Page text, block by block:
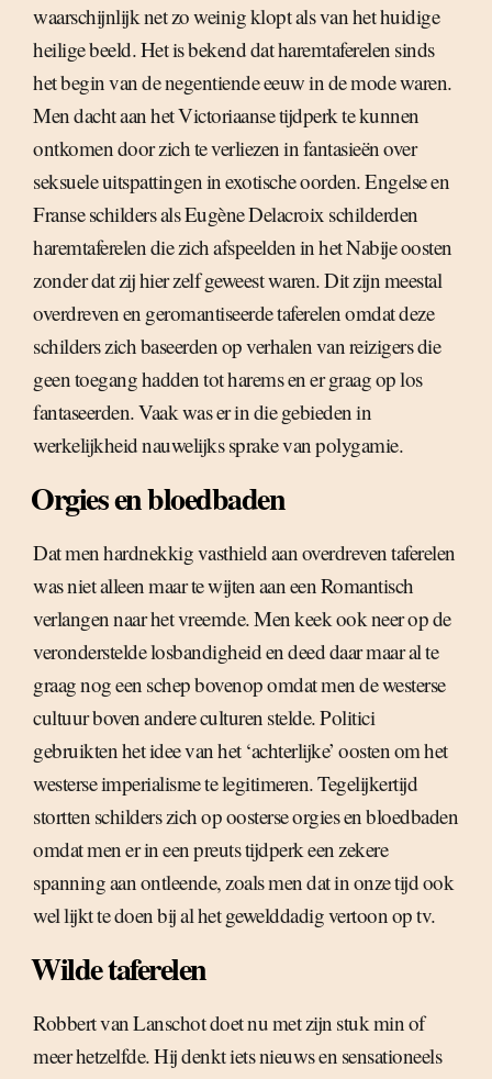
waarschijnlijk net zo weinig klopt als van het huidige
heilige beeld. Het is bekend dat haremtaferelen sinds
het begin van de negentiende eeuw in de mode waren.
Men dacht aan het Victoriaanse tijdperk te kunnen
ontkomen door zich te verliezen in fantasieën over
seksuele uitspattingen in exotische oorden. Engelse en
Franse schilders als Eugène Delacroix schilderden
haremtaferelen die zich afspeelden in het Nabije oosten
zonder dat zij hier zelf geweest waren. Dit zijn meestal
overdreven en geromantiseerde taferelen omdat deze
schilders zich baseerden op verhalen van reizigers die
geen toegang hadden tot harems en er graag op los
fantaseerden. Vaak was er in die gebieden in
werkelijkheid nauwelijks sprake van polygamie.
Orgies en bloedbaden
Dat men hardnekkig vasthield aan overdreven taferelen
was niet alleen maar te wijten aan een Romantisch
verlangen naar het vreemde. Men keek ook neer op de
veronderstelde losbandigheid en deed daar maar al te
graag nog een schep bovenop omdat men de westerse
cultuur boven andere culturen stelde. Politici
gebruikten het idee van het ‘achterlijke’ oosten om het
westerse imperialisme te legitimeren. Tegelijkertijd
stortten schilders zich op oosterse orgies en bloedbaden
omdat men er in een preuts tijdperk een zekere
spanning aan ontleende, zoals men dat in onze tijd ook
wel lijkt te doen bij al het gewelddadig vertoon op tv.
Wilde taferelen
Robbert van Lanschot doet nu met zijn stuk min of
meer hetzelfde. Hij denkt iets nieuws en sensationeels